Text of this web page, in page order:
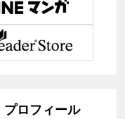
プロフィール